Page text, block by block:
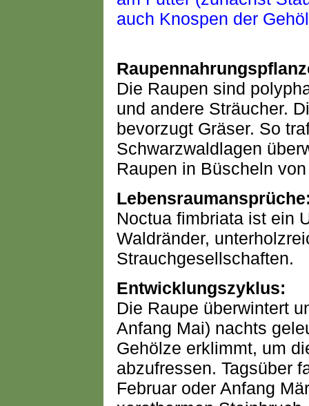
Die Raupen sind
und andere Sträucher.
bevorzugt Gräser. So
Schwarzwaldlagen
Raupen in Büscheln
Noctua fimbriata ist ein
Waldränder,
Strauchgesellschaften.
Entwicklungszyklus:
Die Raupe überwintert
Anfang Mai) nachts
Gehölze erklimmt, um
abzufressen. Tagsüber
Februar oder Anfang